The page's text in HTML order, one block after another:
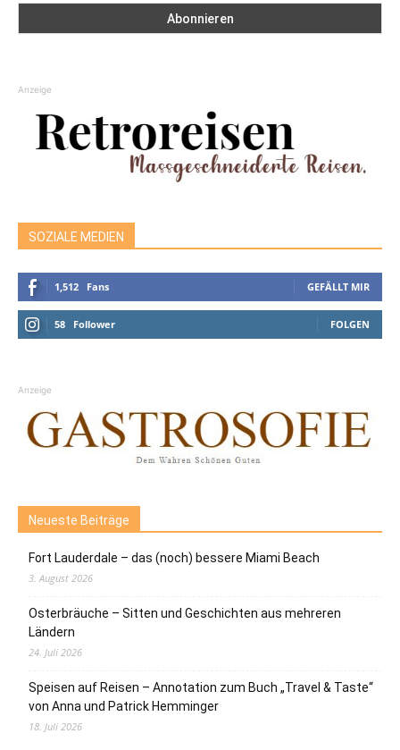
Anzeige
SOZIALE MEDIEN
1,512 Fans GEFÄLLT MIR
58 Follower FOLGEN
Anzeige
Neueste Beiträge
Fort Lauderdale – das (noch) bessere Miami Beach
3. August 2026
Osterbräuche – Sitten und Geschichten aus mehreren
Ländern
24. Juli 2026
Speisen auf Reisen – Annotation zum Buch „Travel & Taste“
von Anna und Patrick Hemminger
18. Juli 2026